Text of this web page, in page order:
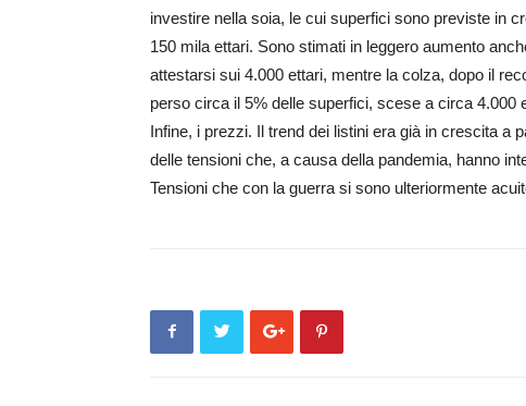
investire nella soia, le cui superfici sono previste in
150 mila ettari. Sono stimati in leggero aumento
attestarsi sui 4.000 ettari, mentre la colza, dopo il
perso circa il 5% delle superfici, scese a circa 4.000
Infine, i prezzi. Il trend dei listini era già in crescita a
delle tensioni che, a causa della pandemia, hanno
Tensioni che con la guerra si sono ulteriormente